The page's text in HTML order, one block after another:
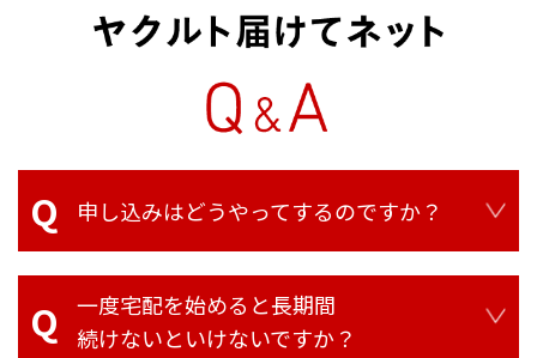
申し込みはどうやってするのですか？
一度宅配を始めると長期間
続けないといけないですか？